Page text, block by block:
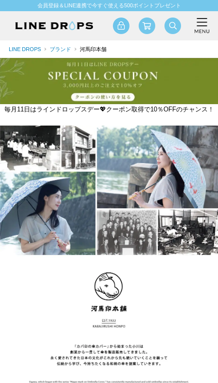
会員登録＆LINE連携で今すぐ使える500ポイントプレゼント
LINE DROPS ブランド 河馬印本舗
毎月11日はラインドロップスデー💖クーポン取得で10％OFFのチャンス！